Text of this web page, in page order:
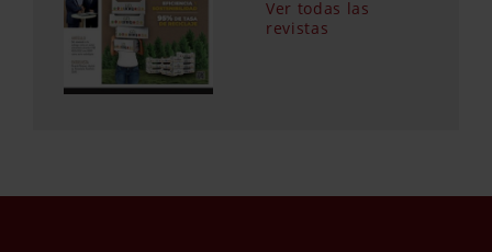
Ver todas las
revistas